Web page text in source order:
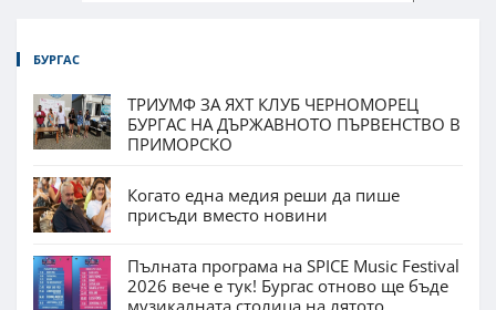
БУРГАС
ТРИУМФ ЗА ЯХТ КЛУБ ЧЕРНОМОРЕЦ
БУРГАС НА ДЪРЖАВНОТО ПЪРВЕНСТВО В
ПРИМОРСКО
Когато една медия реши да пише
присъди вместо новини
Пълната програма на SPICE Music Festival
2026 вече е тук! Бургас отново ще бъде